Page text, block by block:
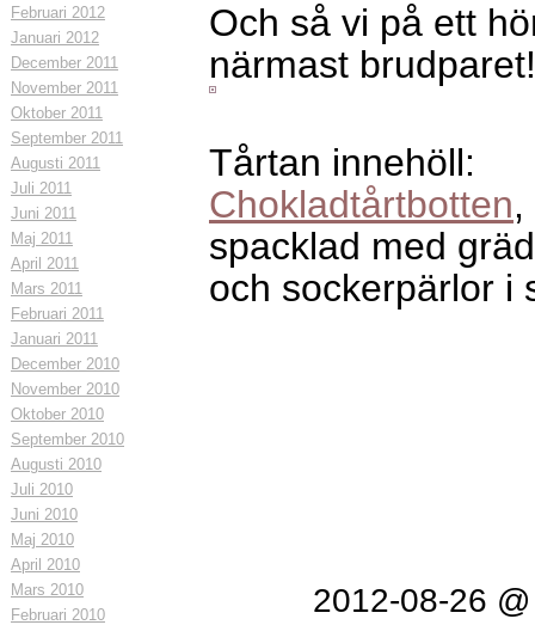
Februari 2012
Januari 2012
December 2011
November 2011
Oktober 2011
September 2011
Augusti 2011
Juli 2011
Juni 2011
Maj 2011
April 2011
Mars 2011
Februari 2011
Januari 2011
December 2010
November 2010
Oktober 2010
September 2010
Augusti 2010
Juli 2010
Juni 2010
Maj 2010
April 2010
Mars 2010
Februari 2010
Och så vi på ett
närmast brudparet!
Tårtan innehöll:
Chokladtårtbotten,
spacklad med
och sockerpärlor i
2012-08-26